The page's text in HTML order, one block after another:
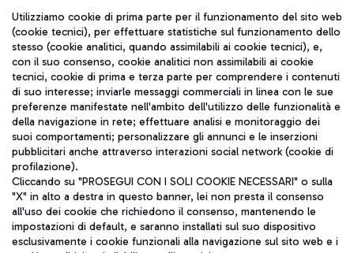
Seguici sui social
TRAVEL JOURNAL
ITA
Utilizziamo cookie di prima parte per il funzionamento del sito web
(cookie tecnici), per effettuare statistiche sul funzionamento dello
stesso (cookie analitici, quando assimilabili ai cookie tecnici), e,
con il suo consenso, cookie analitici non assimilabili ai cookie
tecnici, cookie di prima e terza parte per comprendere i contenuti
di suo interesse; inviarle messaggi commerciali in linea con le sue
preferenze manifestate nell'ambito dell'utilizzo delle funzionalità e
della navigazione in rete; effettuare analisi e monitoraggio dei
suoi comportamenti; personalizzare gli annunci e le inserzioni
pubblicitari anche attraverso interazioni social network (cookie di
profilazione).
Cliccando su "PROSEGUI CON I SOLI COOKIE NECESSARI" o sulla
"X" in alto a destra in questo banner, lei non presta il consenso
all'uso dei cookie che richiedono il consenso, mantenendo le
impostazioni di default, e saranno installati sul suo dispositivo
esclusivamente i cookie funzionali alla navigazione sul sito web e i